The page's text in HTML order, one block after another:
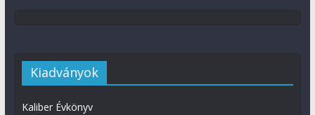
Kiadványok
Kaliber Évkönyv